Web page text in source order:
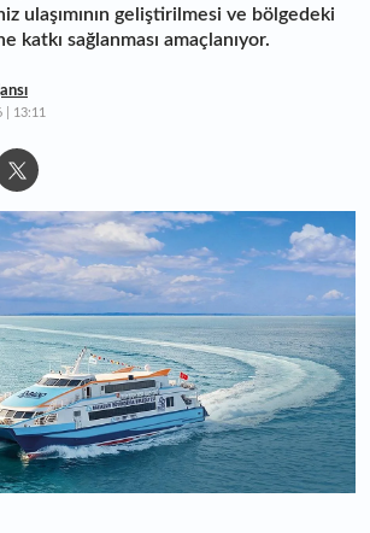
ulaşımının geliştirilmesi ve bölgedeki
katkı sağlanması amaçlanıyor.
| 13:11